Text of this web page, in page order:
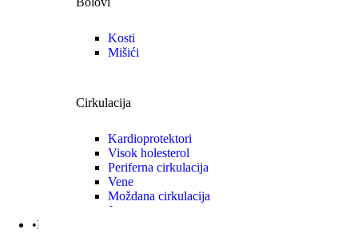
Kosti
Mišići
Cirkulacija
Kardioprotektori
Visok holesterol
Periferna cirkulacija
Vene
Moždana cirkulacija
Jetra
•Nega | Lepota